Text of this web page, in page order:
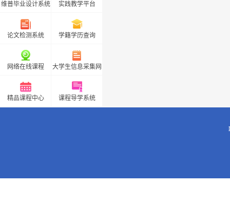
维普毕业设计系统 实践教学平台
论文检测系统 学籍学历查询
网络在线课程 大学生信息采集网
精品课程中心 课程导学系统